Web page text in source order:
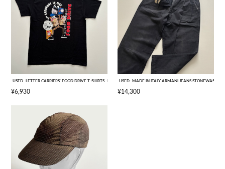
-USED- LETTER CARRIERS' FOOD DRIVE T-SHIRTS -BLACK- [L]
¥6,930
-USED- MADE IN ITALY ARMANI JEANS
¥14,300